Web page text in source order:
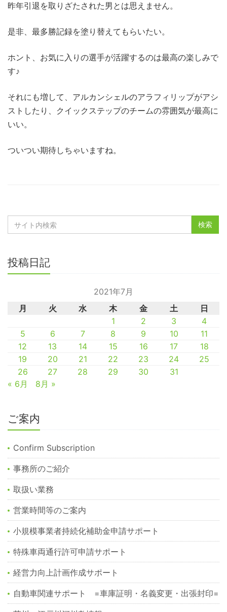
昨年引退を取りざたされた男とは思えません。
是非、最多勝記録を塗り替えてもらいたい。
ホント、お気に入りの選手が活躍するのは最高の楽しみで
す♪
それにも増して、アルカンシェルのアラフィリップがアシ
ストしたり、クイックステップのチームの雰囲気が最高に
いい。
ついつい期待しちゃいますね。
投稿日記
2021年7月
月
火 水 木 金 土
日
1
2 3
4
5
6 7 8 9 10
11
12
13 14 15 16 17
18
19
20 21 22 23 24
25
26
27 28 29 30
31
« 6月
8月 »
ご案内
Confirm Subscription
事務所のご紹介
取扱い業務
営業時間等のご案内
小規模事業者持続化補助金申請サポート
特殊車両通行許可申請サポート
経営力向上計画作成サポート
自動車関連サポート =車庫証明・名義変更・出張封印=